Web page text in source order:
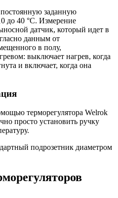
заданную
до 40 °С. Измерение
датчик, который идет в
данным от
в полу,
выключает нагрев, когда
и включает, когда она
терморегулятора Welrok
просто установить ручку
подрозетник диаметром